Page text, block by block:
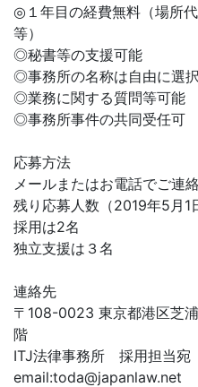
◎１年目の経費無料（場所
等）
◎秘書等の支援可能
◎事務所の名称は自由に選
◎業務に関する質問等可能
◎事務所事件の共同受任可
応募方法
メールまたはお電話でご連
残り応募人数（2019年5月1
採用は2名
独立支援は３名
連絡先
〒108-0023 東京都港区芝
階
ITJ法律事務所 採用担当宛
email:toda@japanlaw.net